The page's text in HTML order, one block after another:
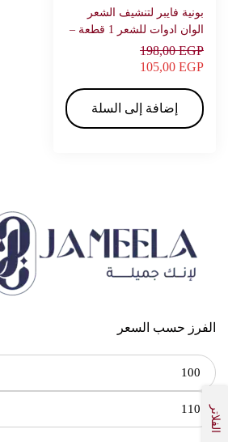
الفرز حسب السعر
الفلاتر
بونية فايبر لتنشيف الشعر
الوان ادوات للشعر 1 قطعة –
جميلة198,00EGP
105,00 EGP
إضافة إلى السلة